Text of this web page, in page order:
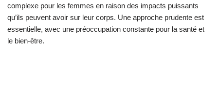
complexe pour les femmes en raison des impacts puissants
qu’ils peuvent avoir sur leur corps. Une approche prudente est
essentielle, avec une préoccupation constante pour la santé et
le bien-être.